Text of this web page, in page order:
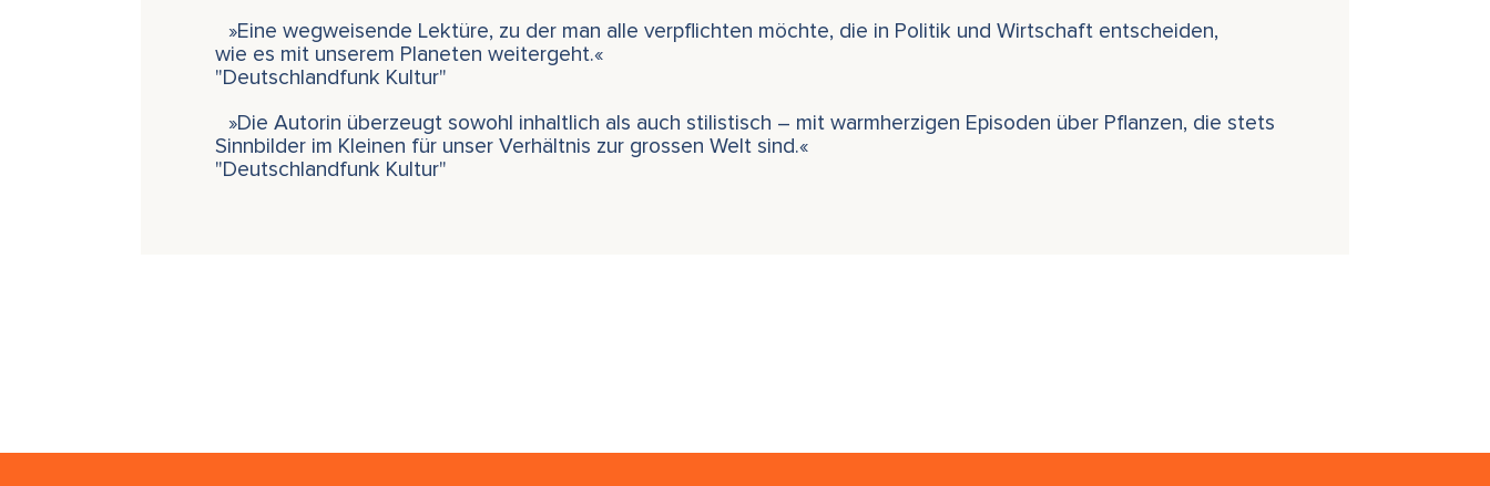
»Eine wegweisende Lektüre, zu der man alle verpflichten möchte, die in Politik und Wirtschaft entscheiden,
wie es mit unserem Planeten weitergeht.«
"Deutschlandfunk Kultur"
»Die Autorin überzeugt sowohl inhaltlich als auch stilistisch – mit warmherzigen Episoden über Pflanzen, die stets
Sinnbilder im Kleinen für unser Verhältnis zur grossen Welt sind.«
"Deutschlandfunk Kultur"